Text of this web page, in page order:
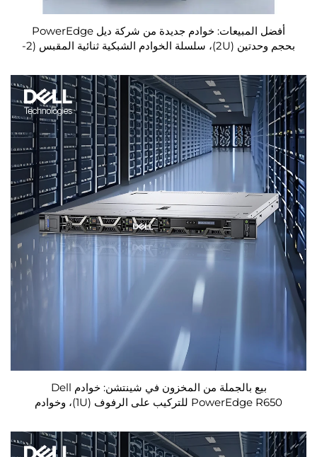
أفضل المبيعات: خوادم جديدة من شركة ديل PowerEdge
بحجم وحدتين (2U)، سلسلة الخوادم الشبكية ثنائية المقبس (2-
الحاسوب المُركَّبة على أرفف (Rack Servers)
بيع بالجملة من المخزون في شينتشن: خوادم Dell
PowerEdge R650 للتركيب على الرفوف (1U)، وخوادم
Precision المزودة بمعالجات Xeon